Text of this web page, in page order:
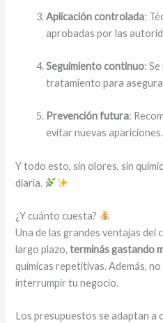
Aplicación controlada:
aprobadas por las
Seguimiento continuo:
tratamiento para
Prevención futura:
evitar nuevas apariciones.
Y todo esto, sin olores, sin
diaria.
¿Y cuánto cuesta?
Una de las grandes ventajas del
largo plazo,terminás gastando
químicas repetitivas. Además,
interrumpir tu negocio.
Los presupuestos se adaptan a